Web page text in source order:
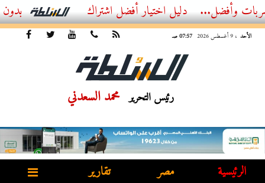
أفضل اشتراك IPTV بدون تقطيع 2026 – دليل المشاهد العصري
الأحد ، 9 أغسطس 2026 07:57 صـ
رئيس التحرير محمد السعدني
الرئيسية مصر تقارير